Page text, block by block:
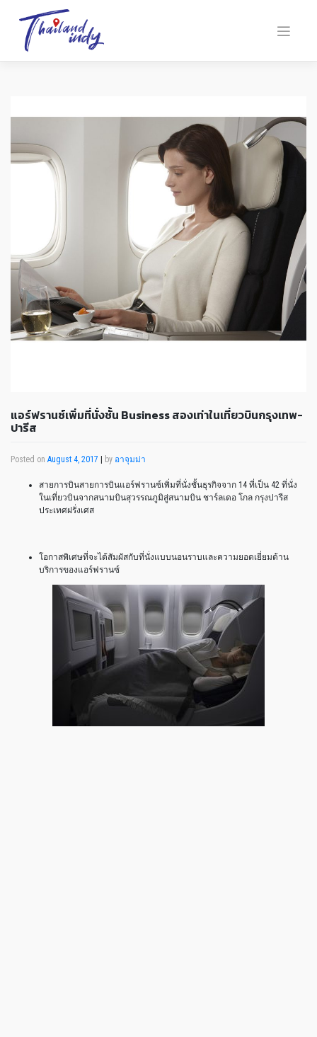
แอร์ฟรานซ์เพิ่มที่นั่งชั้น Business สองเท่าในเที่ยวบินกรุงเทพ-
ปารีส
Posted on August 4, 2017 by อาจุมม่า
สายการบินสายการบินแอร์ฟรานซ์เพิ่มที่นั่งชั้นธุรกิจจาก 14 ที่เป็น 42 ที่นั่ง
ในเที่ยวบินจากสนามบินสุวรรณภูมิสู่สนามบิน ชาร์ลเดอ โกล กรุงปารีส
ประเทศฝรั่งเศส
โอกาสพิเศษที่จะได้สัมผัสกับที่นั่งแบบนอนราบและความยอดเยี่ยมด้าน
บริการของแอร์ฟรานซ์